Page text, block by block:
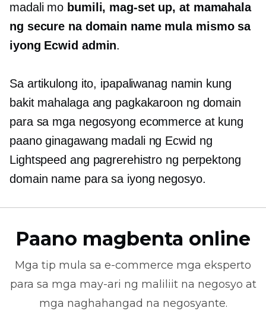
madali mo bumili, mag-set up, at mamahala
ng secure na domain name mula mismo sa
iyong Ecwid admin.
Sa artikulong ito, ipapaliwanag namin kung
bakit mahalaga ang pagkakaroon ng domain
para sa mga negosyong ecommerce at kung
paano ginagawang madali ng Ecwid ng
Lightspeed ang pagrerehistro ng perpektong
domain name para sa iyong negosyo.
Paano magbenta online
Mga tip mula sa e-commerce mga eksperto
para sa mga may-ari ng maliliit na negosyo at
mga naghahangad na negosyante.